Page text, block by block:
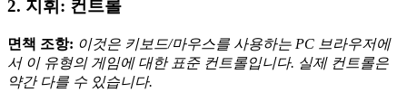
2. 지휘: 컨트롤
면책 조항: 이것은 키보드/마우스를 사용하는 PC 브라우저에
서 이 유형의 게임에 대한 표준 컨트롤입니다. 실제 컨트롤은
약간 다를 수 있습니다.